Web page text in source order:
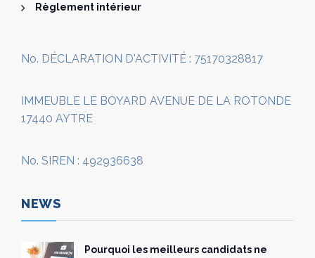
Règlement intérieur
No. DÉCLARATION D'ACTIVITÉ : 75170328817
IMMEUBLE LE BOYARD AVENUE DE LA ROTONDE
17440 AYTRE
No. SIREN : 492936638
NEWS
Pourquoi les meilleurs candidats ne